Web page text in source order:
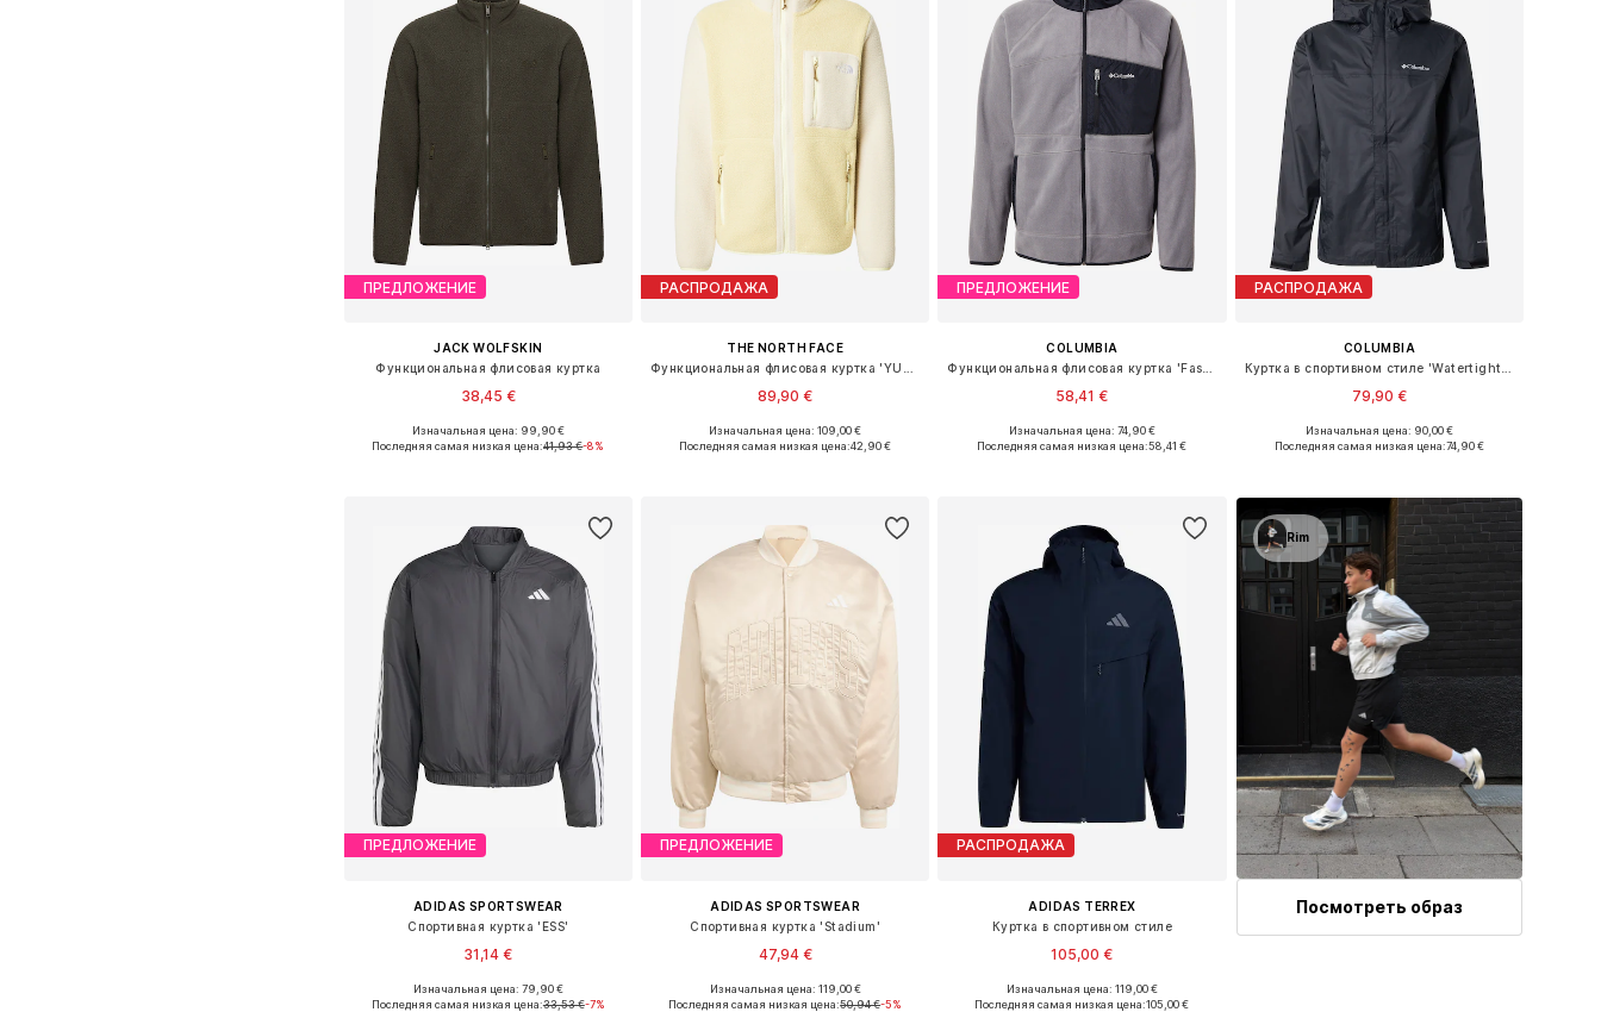
ПРЕДЛОЖЕНИЕ
JACK WOLFSKIN
Функциональная флисовая куртка
38,45 €
Доступные размеры: S, M, XL
Изначальная цена: 99,90 €
Последняя самая низкая цена:41,93 €-8%
РАСПРОДАЖА
THE NORTH FACE
89,90 €
+4
Доступные размеры: S, M, L, XL
Изначальная цена: 109,00 €
Последняя самая низкая цена:42,90 €
ПРЕДЛОЖЕНИЕ
COLUMBIA
58,41 €
Доступные размеры: S, M, L, XL
Изначальная цена: 74,90 €
Последняя самая низкая цена:58,41 €
РАСПРОДАЖА
COLUMBIA
79,90 €
Доступные размеры: S, M, L, XXL
Изначальная цена: 90,00 €
Последняя самая низкая цена:74,90 €
ПРЕДЛОЖЕНИЕ
ADIDAS SPORTSWEAR
Спортивная куртка 'ESS'
31,14 €
Доступные размеры: XS, S, M, L
Изначальная цена: 79,90 €
Последняя самая низкая цена:33,53 €-7%
ПРЕДЛОЖЕНИЕ
ADIDAS SPORTSWEAR
Спортивная куртка 'Stadium'
47,94 €
Доступные размеры: XS, S, M, L
Изначальная цена: 119,00 €
Последняя самая низкая цена:50,94 €-5%
РАСПРОДАЖА
ADIDAS TERREX
Куртка в спортивном стиле
105,00 €
Доступные размеры: XS, S, M, L, XL
Изначальная цена: 119,00 €
Последняя самая низкая цена:105,00 €
Rim
Посмотреть образ